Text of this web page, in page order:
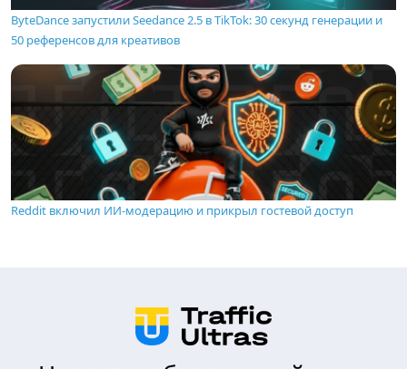
ByteDance запустили Seedance 2.5 в TikTok: 30 секунд генерации и
50 референсов для креативов
Reddit включил ИИ-модерацию и прикрыл гостевой доступ